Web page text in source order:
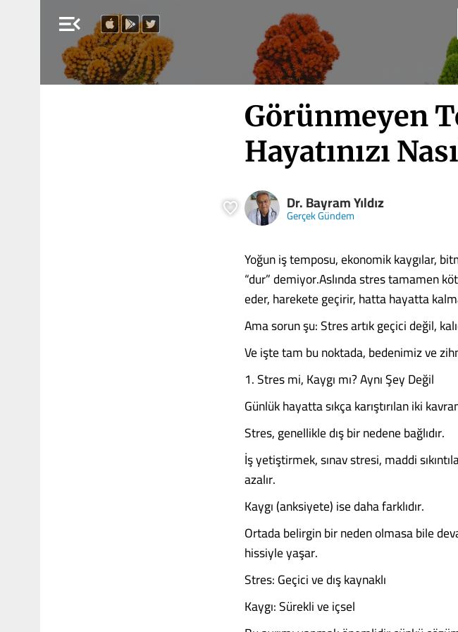
menu_open
Görünmeyen
Hayatınızı
Dr. Bayram Yıldız
Gerçek Gündem
Yoğun iş temposu, ekonomik kaygılar,
“dur” demiyor.Aslında stres tamamen
eder, harekete geçirir, hatta hayatta
Ama sorun şu: Stres artık geçici değil,
Ve işte tam bu noktada, bedenimiz ve
1. Stres mi, Kaygı mı? Aynı Şey Değil
Günlük hayatta sıkça karıştırılan iki
Stres, genellikle dış bir nedene bağlıdır.
İş yetiştirmek, sınav stresi, maddi
azalır.
Kaygı (anksiyete) ise daha farklıdır.
Ortada belirgin bir neden olmasa bile
hissiyle yaşar.
Stres: Geçici ve dış kaynaklı
Kaygı: Sürekli ve içsel